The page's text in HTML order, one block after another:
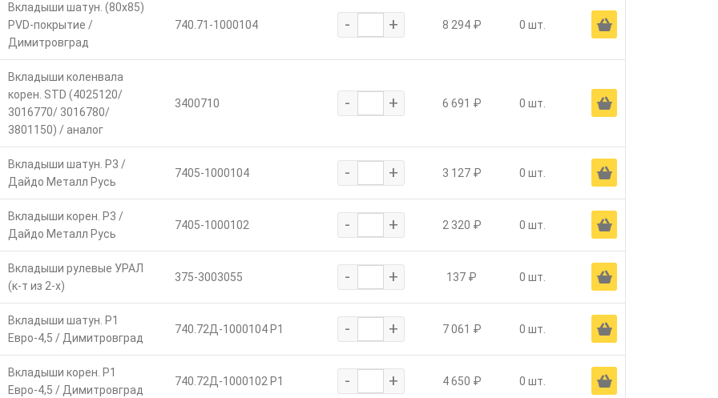
Вкладыши шатун. (80х85)
PVD-покрытие /
Димитровград
740.71-1000104 - + 8 294 ₽ 0 шт. Ä
Вкладыши коленвала
корен. STD (4025120/
3016770/ 3016780/
3801150) / аналог
3400710 - + 6 691 ₽ 0 шт. Ä
Вкладыши шатун. Р3 /
Дайдо Металл Русь
7405-1000104 - + 3 127 ₽ 0 шт. Ä
Вкладыши корен. Р3 /
Дайдо Металл Русь
7405-1000102 - + 2 320 ₽ 0 шт. Ä
Вкладыши рулевые УРАЛ
(к-т из 2-х)
375-3003055 - + 137 ₽ 0 шт. Ä
Вкладыши шатун. Р1
Евро-4,5 / Димитровград
740.72Д-1000104 Р1 - + 7 061 ₽ 0 шт. Ä
Вкладыши корен. Р1
Евро-4,5 / Димитровград
740.72Д-1000102 Р1 - + 4 650 ₽ 0 шт. Ä